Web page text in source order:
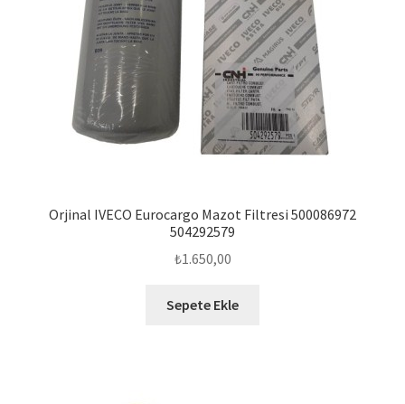
Orjinal IVECO Eurocargo Mazot Filtresi 500086972
504292579
₺1.650,00
Sepete Ekle